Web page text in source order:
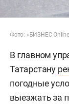
Фото: «БИЗНЕС
В главном
Татарстану
погодные
выезжать за